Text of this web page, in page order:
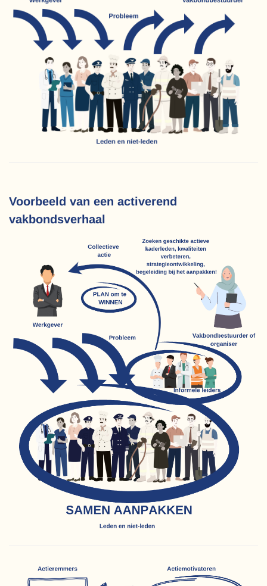
Voorbeeld van een activerend
vakbondsverhaal